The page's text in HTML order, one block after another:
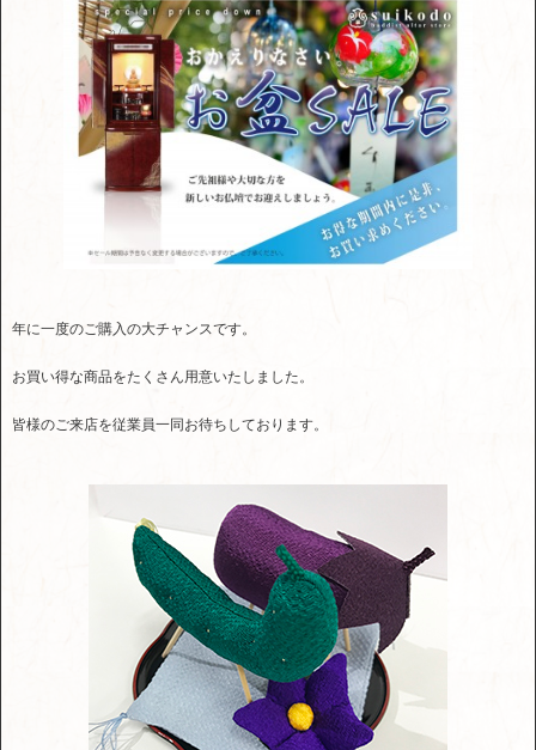
年に一度のご購入の大チャンスです。
お買い得な商品をたくさん用意いたしました。
皆様のご来店を従業員一同お待ちしております。